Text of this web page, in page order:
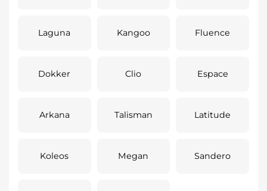
Laguna Kangoo Fluence
Dokker Clio Espace
Arkana Talisman Latitude
Koleos Megan Sandero